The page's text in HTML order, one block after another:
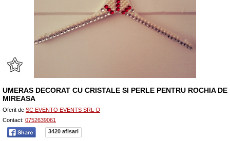
UMERAS DECORAT CU CRISTALE SI PERLE PENTRU ROCHIA DE
MIREASA
Oferit de SC EVENTO EVENTS SRL-D
Contact: 0752639061
3420 afisari